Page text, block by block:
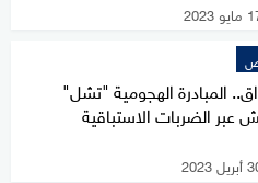
2023
المبادرة الهجومية "تشل"
عبر الضربات الاستباقية
2023